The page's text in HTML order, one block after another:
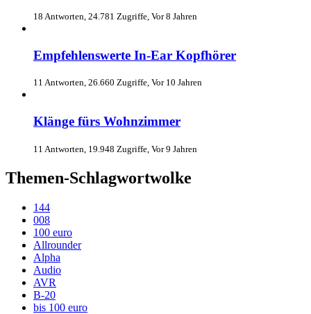
18 Antworten, 24.781 Zugriffe, Vor 8 Jahren
Empfehlenswerte In-Ear Kopfhörer
11 Antworten, 26.660 Zugriffe, Vor 10 Jahren
Klänge fürs Wohnzimmer
11 Antworten, 19.948 Zugriffe, Vor 9 Jahren
Themen-Schlagwortwolke
144
008
100 euro
Allrounder
Alpha
Audio
AVR
B-20
bis 100 euro